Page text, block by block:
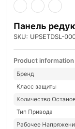
Панель
SKU: UPSETDSL-
Product information
Бренд
Класс защиты
Количество
Тип Привода
Рабочее